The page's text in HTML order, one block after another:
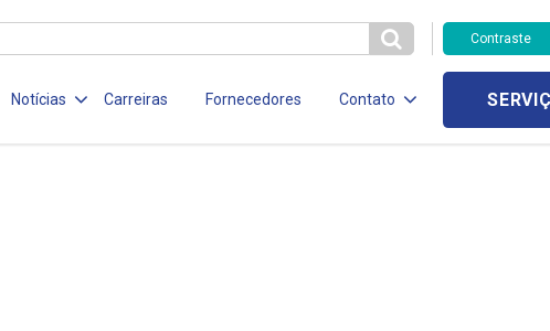
Contraste
Notícias Carreiras Fornecedores Contato